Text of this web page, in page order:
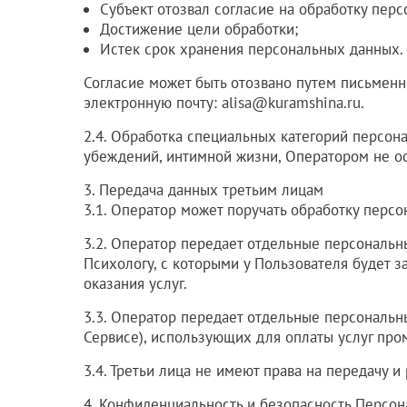
Субъект отозвал согласие на обработку
Достижение цели обработки;
Истек срок хранения персональных данных.
Согласие может быть отозвано путем
электронную почту: alisa@kuramshina.ru.
2.4. Обработка специальных категорий
убеждений, интимной жизни, Оператором не
3. Передача данных третьим лицам
3.1. Оператор может поручать обработку
3.2. Оператор передает отдельные
Психологу, с которыми у Пользователя
оказания услуг.
3.3. Оператор передает отдельные
Сервисе), использующих для оплаты услуг
3.4. Третьи лица не имеют права на передачу